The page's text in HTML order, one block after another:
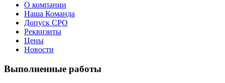
О компании
Наша Команда
Допуск СРО
Реквизиты
Цены
Новости
Выполненные работы